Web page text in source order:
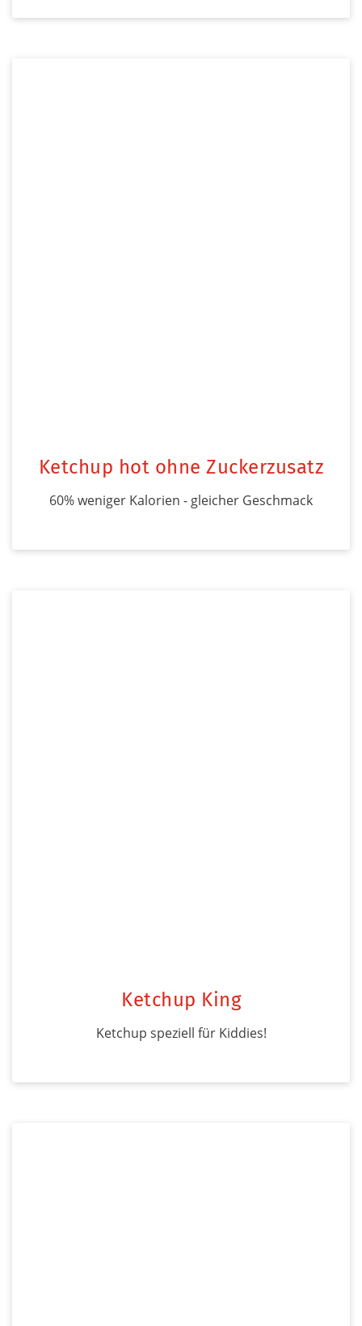
Ketchup hot ohne Zuckerzusatz
60% weniger Kalorien - gleicher Geschmack
Ketchup King
Ketchup speziell für Kiddies!